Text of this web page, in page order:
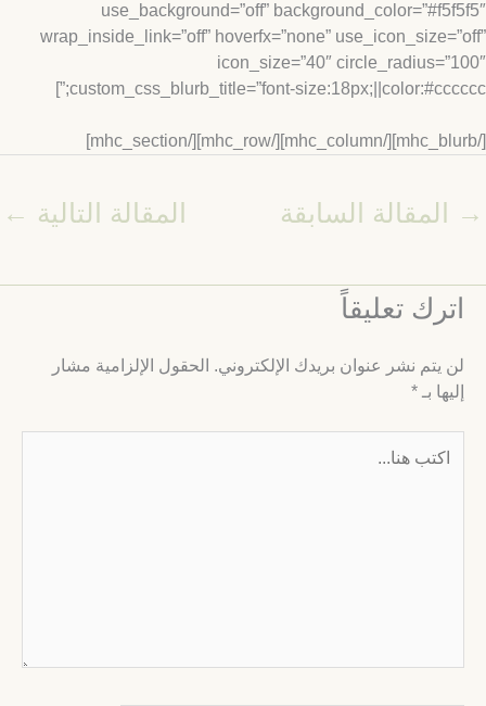
use_background=”off”
wrap_inside_link=”off” hoverfx=”none”
icon_size=”40″
custom_css_blurb_title=”font-
المقالة السابقة المقالة التالية←
تعليقاً
يتم نشر عنوان بريدك الإلكتروني. الحقول الإلزامية مشار
بـ*